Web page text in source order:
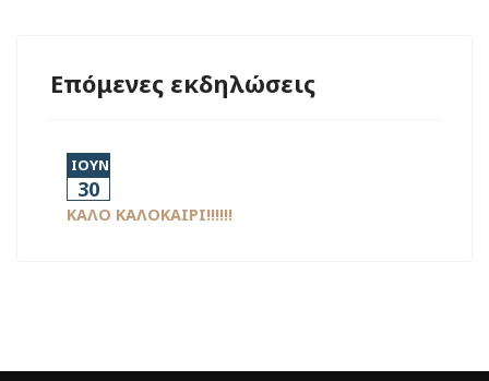
Επόμενες εκδηλώσεις
ΙΟΥΝ
30
ΚΑΛΟ ΚΑΛΟΚΑΙΡΙ!!!!!!